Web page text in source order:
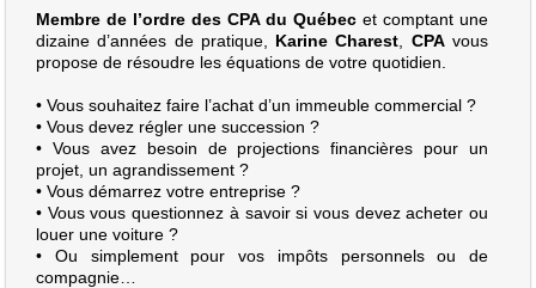
Membre de l’ordre des CPA du Québec et comptant une
dizaine d’années de pratique, Karine Charest CPAvous
propose de résoudre les équations de votre quotidien.
• Vous souhaitez faire l’achat d’un immeuble commercial ?
• Vous devez régler une succession ?
• Vous avez besoin de projections financières pour un
projet, un agrandissement ?
• Vous démarrez votre entreprise ?
• Vous vous questionnez à savoir si vous devez acheter ou
louer une voiture ?
• Ou simplement pour vos impôts personnels ou de
compagnie…